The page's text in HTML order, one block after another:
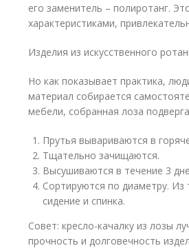
его заменитель – полиротанг.
характеристиками,
Изделия из искусственного
Но как показывает практика,
материал собирается
мебели, собранная лоза
Прутья вывариваются в
Тщательно зачищаются.
Высушиваются в течение 3
Сортируются по диаметру. Из
сидение и спинка.
Совет: кресло-качалку из лозы
прочность и долговечность